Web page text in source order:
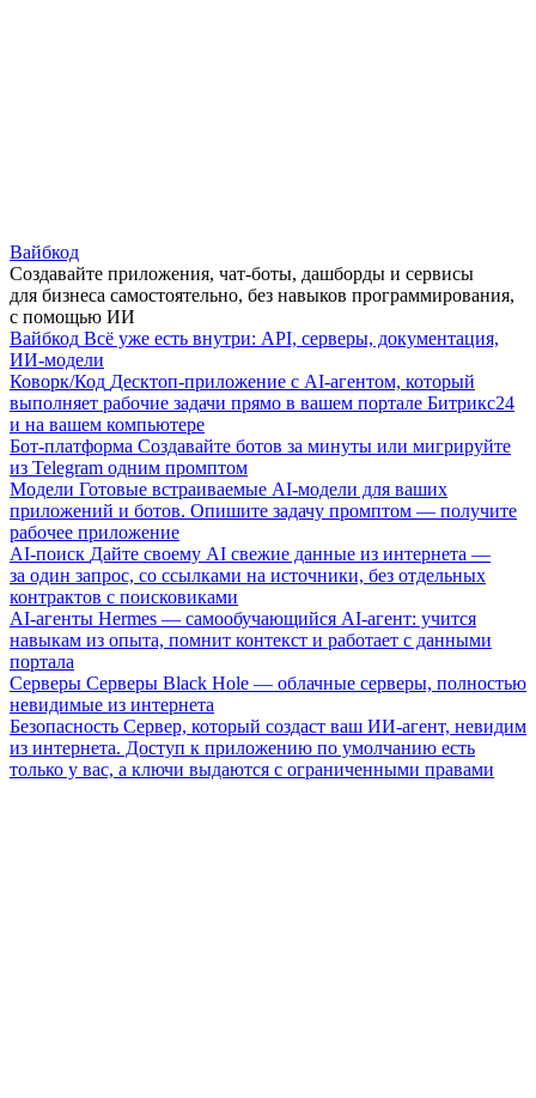
Вайбкод
Создавайте приложения, чат-боты, дашборды и сервисы
для бизнеса самостоятельно, без навыков программирования,
с помощью ИИ
Вайбкод Всё уже есть внутри: API, серверы, документация,
ИИ-модели
Коворк/Код Десктоп-приложение с AI-агентом, который
выполняет рабочие задачи прямо в вашем портале Битрикс24
и на вашем компьютере
Бот-платформа Создавайте ботов за минуты или мигрируйте
из Telegram одним промптом
Модели Готовые встраиваемые AI-модели для ваших
приложений и ботов. Опишите задачу промптом — получите
рабочее приложение
AI-поиск Дайте своему AI свежие данные из интернета —
за один запрос, со ссылками на источники, без отдельных
контрактов с поисковиками
AI-агенты Hermes — самообучающийся AI-агент: учится
навыкам из опыта, помнит контекст и работает с данными
портала
Серверы Серверы Black Hole — облачные серверы, полностью
невидимые из интернета
Безопасность Сервер, который создаст ваш ИИ-агент, невидим
из интернета. Доступ к приложению по умолчанию есть
только у вас, а ключи выдаются с ограниченными правами